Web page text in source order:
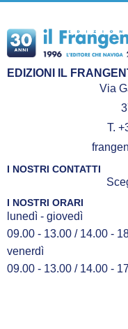
EDIZIONI IL
Via
T.
I NOSTRI CONTATTI
I NOSTRI ORARI
lunedì - giovedì
09.00 - 13.00 / 14.00 -
venerdì
09.00 - 13.00 / 14.00 -